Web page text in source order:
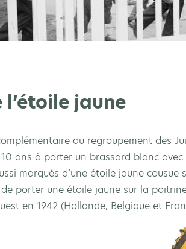
jaune
au regroupement des
ans à porter un brassard blanc
marqués d’une étoile jaune cousue
porter une étoile jaune sur la
en 1942 (Hollande, Belgique et